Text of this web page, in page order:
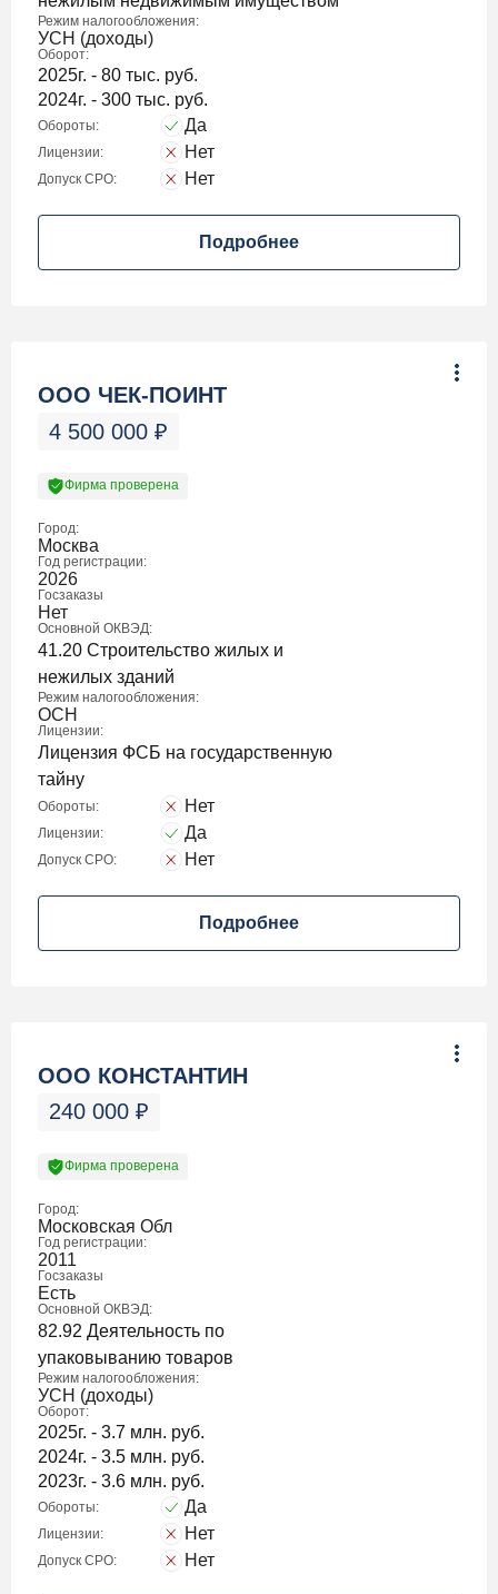
Режим налогообложения:
УСН (доходы)
Оборот:
2025г. - 80 тыс. руб.
2024г. - 300 тыс. руб.
Обороты: Да
Лицензии: Нет
Допуск СРО: Нет
Подробнее
ООО ЧЕК-ПОИНТ
4 500 000 ₽
Фирма проверена
Город:
Москва
Год регистрации:
2026
Госзаказы
Нет
Основной ОКВЭД:
41.20 Строительство жилых и
нежилых зданий
Режим налогообложения:
ОСН
Лицензии:
Лицензия ФСБ на государственную
тайну
Обороты: Нет
Лицензии: Да
Допуск СРО: Нет
Подробнее
ООО КОНСТАНТИН
240 000 ₽
Фирма проверена
Город:
Московская Обл
Год регистрации:
2011
Госзаказы
Есть
Основной ОКВЭД:
82.92 Деятельность по
упаковыванию товаров
Режим налогообложения:
УСН (доходы)
Оборот:
2025г. - 3.7 млн. руб.
2024г. - 3.5 млн. руб.
2023г. - 3.6 млн. руб.
Обороты: Да
Лицензии: Нет
Допуск СРО: Нет